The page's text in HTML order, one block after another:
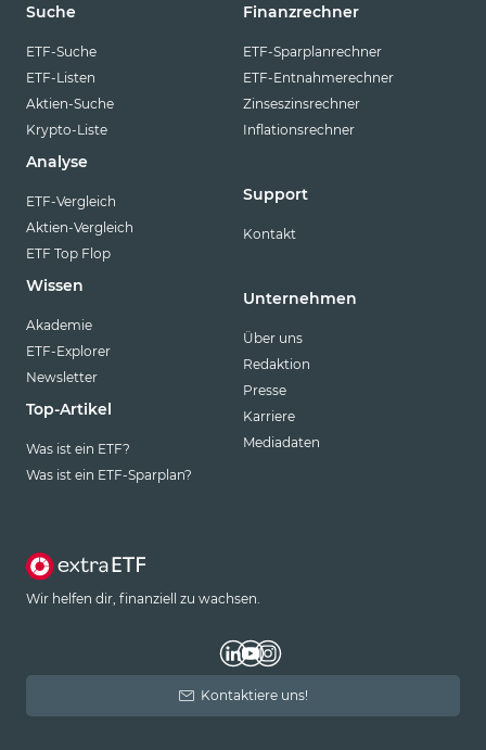
Suche
ETF-Suche
ETF-Listen
Aktien-Suche
Krypto-Liste
Analyse
ETF-Vergleich
Aktien-Vergleich
ETF Top Flop
Wissen
Akademie
ETF-Explorer
Newsletter
Top-Artikel
Was ist ein ETF?
Was ist ein ETF-Sparplan?
Finanzrechner
ETF-Sparplanrechner
ETF-Entnahmerechner
Zinseszinsrechner
Inflationsrechner
Support
Kontakt
Unternehmen
Über uns
Redaktion
Presse
Karriere
Mediadaten
Wir helfen dir, finanziell zu wachsen.
Kontaktiere uns!